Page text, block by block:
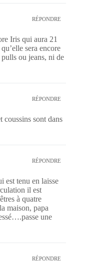
RÉPONDRE
Iris qui aura 21
sera encore
ou jeans, ni de
RÉPONDRE
coussins sont dans
RÉPONDRE
est tenu en laisse
il est
à quatre
maison, papa
une
RÉPONDRE